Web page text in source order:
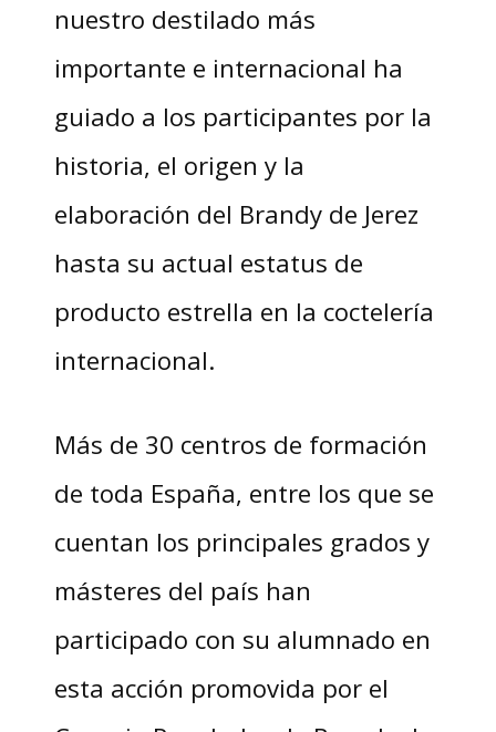
nuestro destilado más
importante e internacional ha
guiado a los participantes por la
historia, el origen y la
elaboración del Brandy de Jerez
hasta su actual estatus de
producto estrella en la coctelería
internacional.
Más de 30 centros de formación
de toda España, entre los que se
cuentan los principales grados y
másteres del país han
participado con su alumnado en
esta acción promovida por el